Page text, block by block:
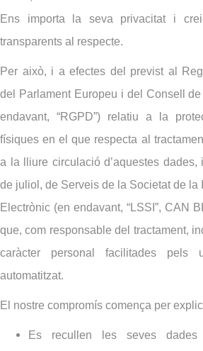
Ens importa la seva privacitat i
transparents al respecte.
Per això, i a efectes del previst al
del Parlament Europeu i del Consell
endavant, “RGPD”) relatiu a la
físiques en el que respecta al
a la lliure circulació d’aquestes dades,
de juliol, de Serveis de la Societat de la
Electrònic (en endavant, “LSSI”, CAN
que, com responsable del tractament,
caràcter personal facilitades pels
automatitzat.
El nostre compromís comença per
Es recullen les seves dades